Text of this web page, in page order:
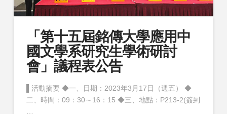
「第十五屆銘傳大學應用中
國文學系研究生學術研討
會」議程表公告
▌活動摘要 ◆一、日期：2023年3月17日（週五） ◆
二、時間：09：30～16：15 ◆三、地點：P213-2(簽到